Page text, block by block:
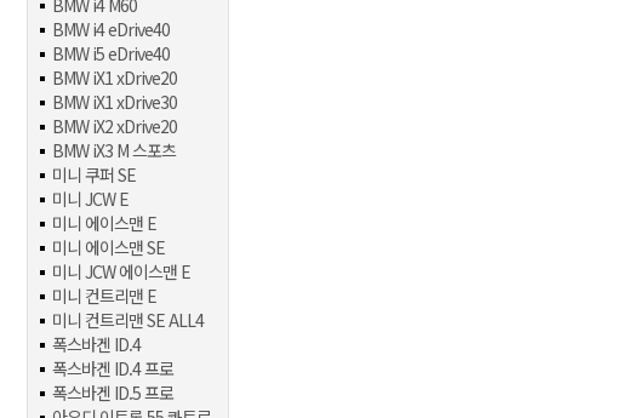
BMW i4 M60
BMW i4 eDrive40
BMW i5 eDrive40
BMW iX1 xDrive20
BMW iX1 xDrive30
BMW iX2 xDrive20
BMW iX3 M 스포츠
미니 쿠퍼 SE
미니 JCW E
미니 에이스맨 E
미니 에이스맨 SE
미니 JCW 에이스맨 E
미니 컨트리맨 E
미니 컨트리맨 SE ALL4
폭스바겐 ID.4
폭스바겐 ID.4 프로
폭스바겐 ID.5 프로